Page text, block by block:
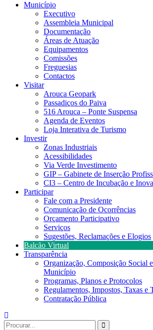
Município
Executivo
Assembleia Municipal
Documentação
Áreas de Atuação
Equipamentos
Comissões
Freguesias
Contactos
Visitar
Arouca Geopark
Passadiços do Paiva
516 Arouca – Ponte Suspensa
Agenda de Eventos
Loja Interativa de Turismo
Investir
Zonas Industriais
Acessibilidades
Via Verde Investimento
GIP – Gabinete de Inserção
CI3 – Centro de Incubação e
Participar
Fale com a Presidente
Comunicação de Ocorrências
Orçamento Participativo
Serviços
Sugestões, Reclamações e Elogios
Balcão Virtual
Transparência
Organização, Composição Social
Município
Programas, Planos e Protocolos
Regulamentos, Impostos, Taxas e
Contratação Pública